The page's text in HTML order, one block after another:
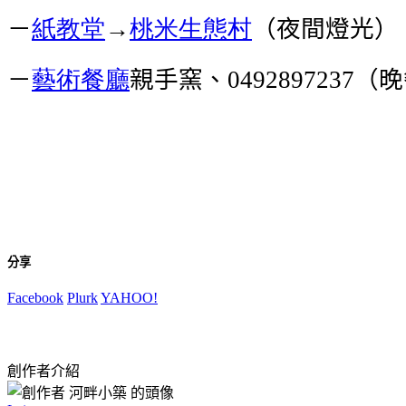
－紙教堂→桃米生態村 （夜間燈光）
－藝術餐廳親手窯、 0492897237 （
分享
Facebook PlurkYAHOO!
創作者介紹